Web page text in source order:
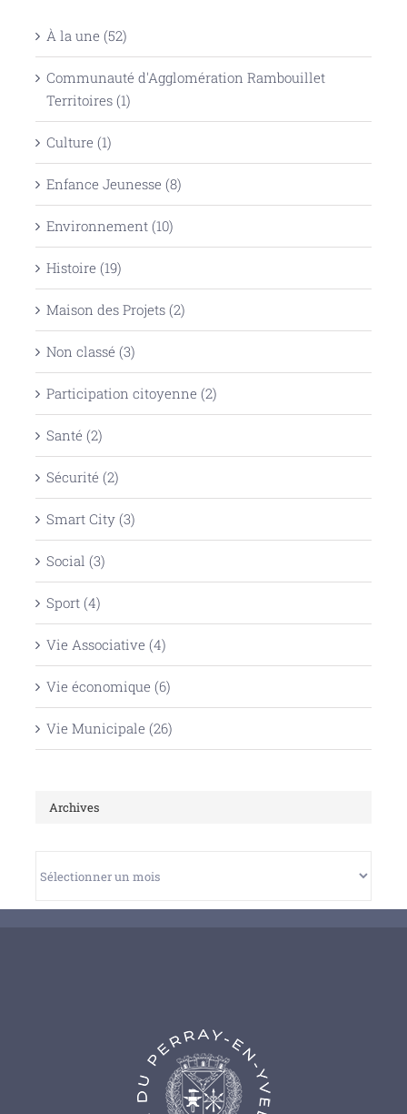
À la une (52)
Communauté d'Agglomération Rambouillet
Territoires (1)
Culture (1)
Enfance Jeunesse (8)
Environnement (10)
Histoire (19)
Maison des Projets (2)
Non classé (3)
Participation citoyenne (2)
Santé (2)
Sécurité (2)
Smart City (3)
Social (3)
Sport (4)
Vie Associative (4)
Vie économique (6)
Vie Municipale (26)
Archives